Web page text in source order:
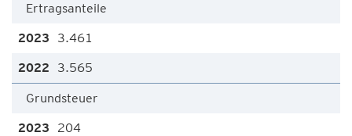
Ertragsanteile
3.461
3.565
Grundsteuer
204